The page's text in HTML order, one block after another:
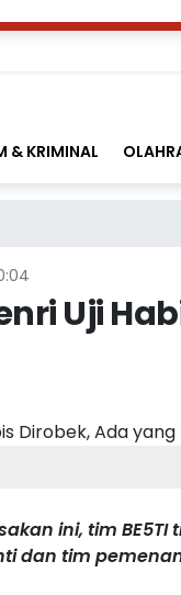
& KRIMINAL
Uji
ini, tim
dan tim